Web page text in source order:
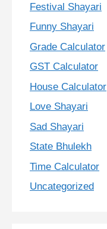
Festival Shayari
Funny Shayari
Grade Calculator
GST Calculator
House Calculator
Love Shayari
Sad Shayari
State Bhulekh
Time Calculator
Uncategorized